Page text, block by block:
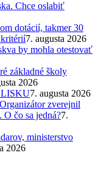
Chce oslabiť
dotácií, takmer 30
7. augusta 2026
by mohla otestovať
základné školy
2026
7. augusta 2026
zverejnil
O čo sa jedná?7.
ministerstvo
2026